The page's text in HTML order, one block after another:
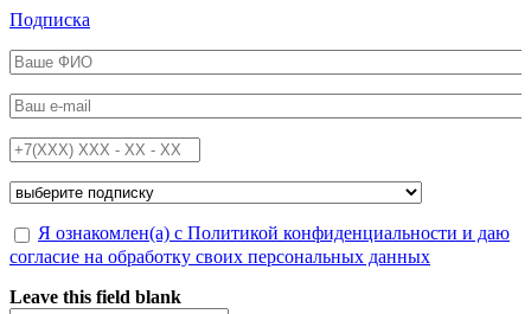
Перейти к основному содержанию
Подписка
ФИО*
Email*
Телефон*
Подписка на*
Обработка персональных данных*
Я ознакомлен(а) с Политикой конфиденциальности и даю
согласие на обработку своих персональных данных
Leave this field blank